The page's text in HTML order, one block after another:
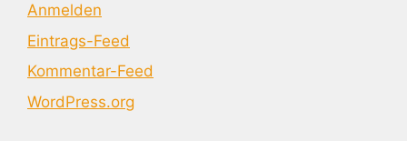
Anmelden
Eintrags-Feed
Kommentar-Feed
WordPress.org